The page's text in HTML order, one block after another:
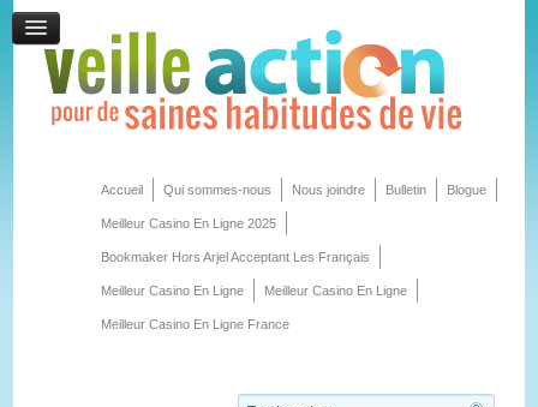
Accueil Qui sommes-nous Nous joindre Bulletin Blogue
Meilleur Casino En Ligne 2025
Bookmaker Hors Arjel Acceptant Les Français
Meilleur Casino En Ligne Meilleur Casino En Ligne
Meilleur Casino En Ligne France